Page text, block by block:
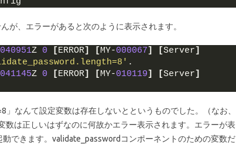
が、エラーがあると次のように表示されます。
Z 0 [ERROR] [MY-000067] [Server]
.
Z 0 [ERROR] [MY-010119] [Server]
なんて設定変数は存在しないとというものでした。（なお、
数は正しいはずなのに何故かエラー表示されます。エラーが表
できます。validate_passwordコンポーネントのための変数だ